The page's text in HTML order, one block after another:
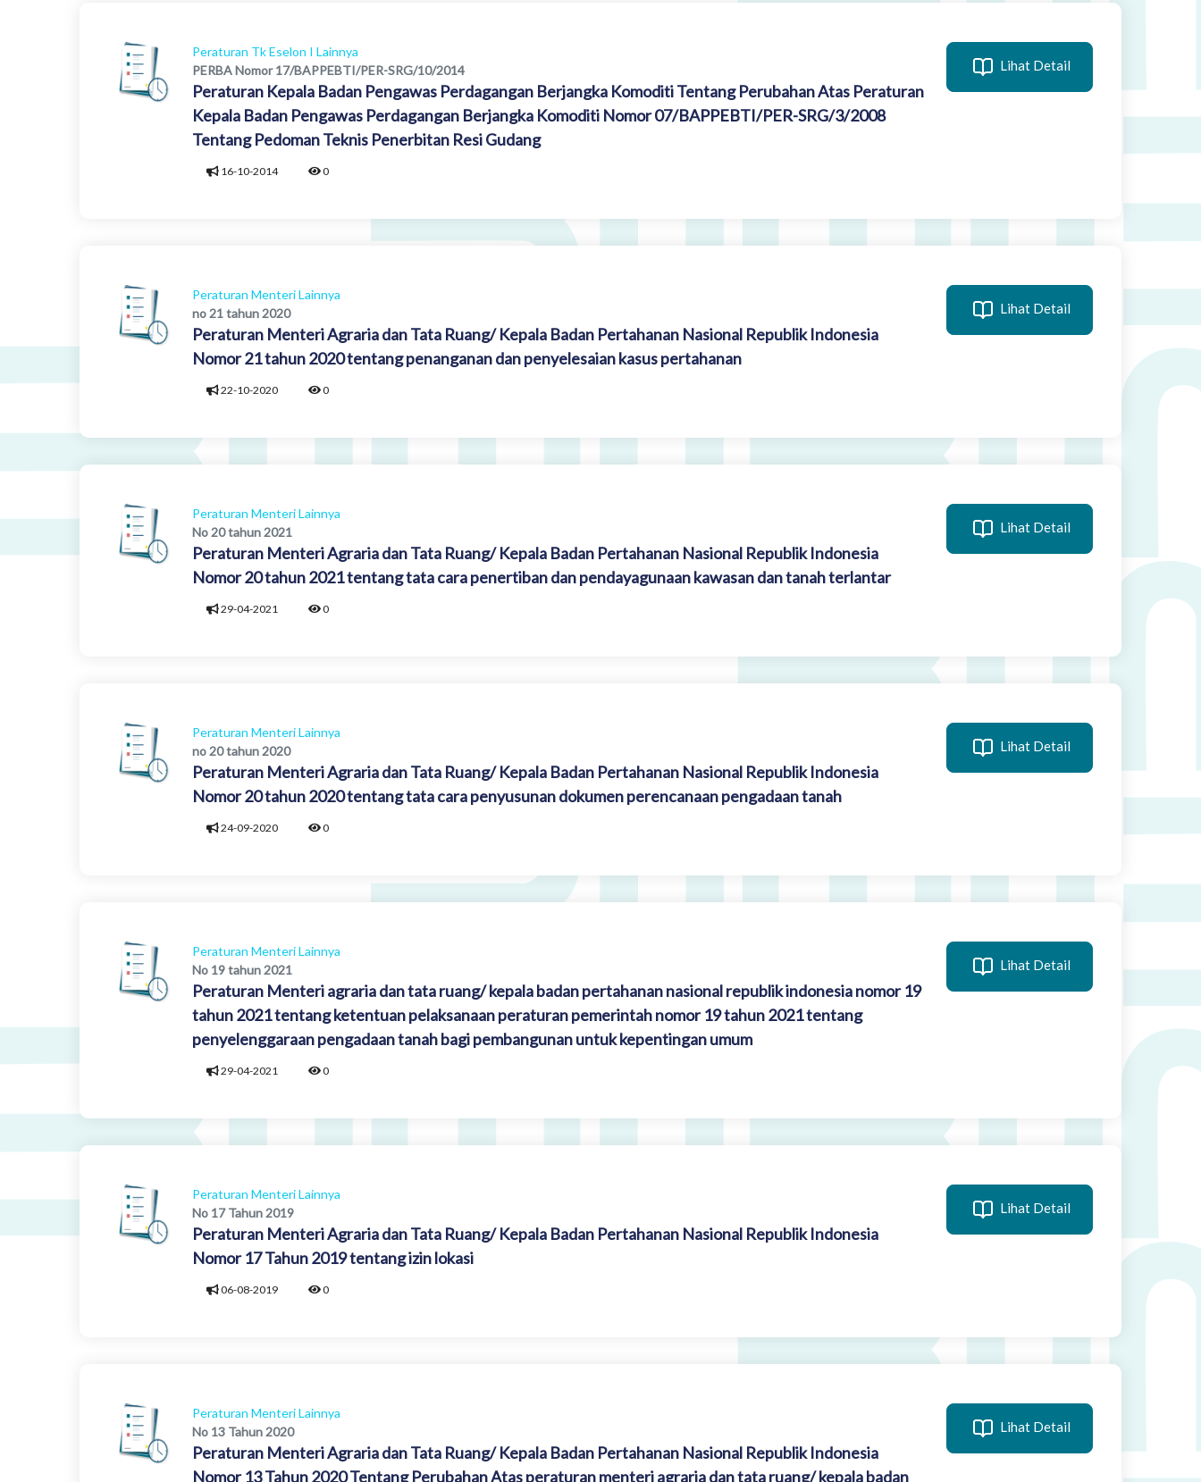
Peraturan Tk Eselon I Lainnya
PERBA Nomor 17/BAPPEBTI/PER-SRG/10/2014
Peraturan Kepala Badan Pengawas Perdagangan Berjangka Komoditi Tentang Perubahan Atas Peraturan
Kepala Badan Pengawas Perdagangan Berjangka Komoditi Nomor 07/BAPPEBTI/PER-SRG/3/2008
Tentang Pedoman Teknis Penerbitan Resi Gudang
16-10-2014 0
Lihat Detail
Peraturan Menteri Lainnya
no 21 tahun 2020
Peraturan Menteri Agraria dan Tata Ruang/ Kepala Badan Pertahanan Nasional Republik Indonesia
Nomor 21 tahun 2020 tentang penanganan dan penyelesaian kasus pertahanan
22-10-2020 0
Lihat Detail
Peraturan Menteri Lainnya
No 20 tahun 2021
Peraturan Menteri Agraria dan Tata Ruang/ Kepala Badan Pertahanan Nasional Republik Indonesia
Nomor 20 tahun 2021 tentang tata cara penertiban dan pendayagunaan kawasan dan tanah terlantar
29-04-2021 0
Lihat Detail
Peraturan Menteri Lainnya
no 20 tahun 2020
Peraturan Menteri Agraria dan Tata Ruang/ Kepala Badan Pertahanan Nasional Republik Indonesia
Nomor 20 tahun 2020 tentang tata cara penyusunan dokumen perencanaan pengadaan tanah
24-09-2020 0
Lihat Detail
Peraturan Menteri Lainnya
No 19 tahun 2021
Peraturan Menteri agraria dan tata ruang/ kepala badan pertahanan nasional republik indonesia nomor 19
tahun 2021 tentang ketentuan pelaksanaan peraturan pemerintah nomor 19 tahun 2021 tentang
penyelenggaraan pengadaan tanah bagi pembangunan untuk kepentingan umum
29-04-2021 0
Lihat Detail
Peraturan Menteri Lainnya
No 17 Tahun 2019
Peraturan Menteri Agraria dan Tata Ruang/ Kepala Badan Pertahanan Nasional Republik Indonesia
Nomor 17 Tahun 2019 tentang izin lokasi
06-08-2019 0
Lihat Detail
Peraturan Menteri Lainnya
No 13 Tahun 2020
Peraturan Menteri Agraria dan Tata Ruang/ Kepala Badan Pertahanan Nasional Republik Indonesia
Nomor 13 Tahun 2020 Tentang Perubahan Atas peraturan menteri agraria dan tata ruang/ kepala badan
Lihat Detail